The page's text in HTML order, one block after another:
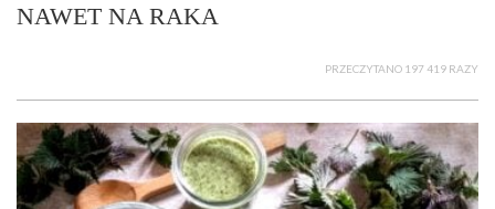
NAWET NA RAKA
PRZECZYTANO 197 419 RAZY